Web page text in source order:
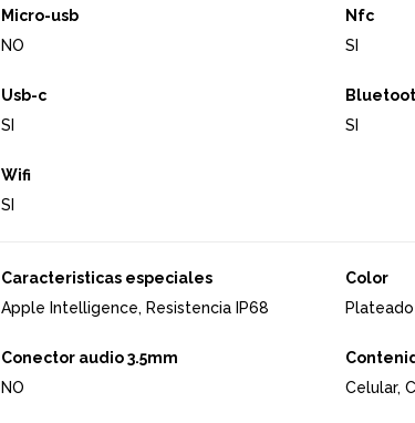
Micro-usb
NO
Nfc
SI
Usb-c
SI
SI
Wifi
SI
Caracteristicas especiales
Apple Intelligence, Resistencia IP68
Color
Plateado
Conector audio 3.5mm
NO
Celular,